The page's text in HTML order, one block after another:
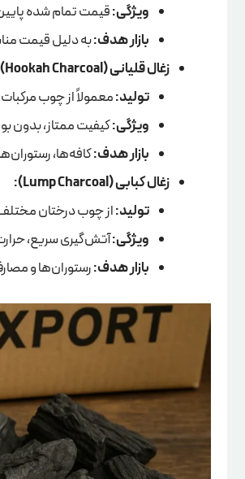
ویژگی:قیمت تمام شده
بازار هدف:به دلیل قیمت
زغال قلیانی (Hookah Charcoal):
تولید:معمولاً از چوب
ویژگی:کیفیت ممتاز، بدون
بازار هدف:کافه‌ها،
زغال کبابی (Lump Charcoal):
تولید:از چوب درختان
ویژگی:آتش‌گیری سریع، حرارت
بازار هدف:رستوران‌ها و